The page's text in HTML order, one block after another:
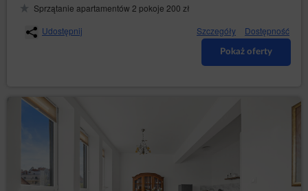
Sprzątanie apartamentów 2 pokoje 200 zł
Udostępnij
Szczegóły Dostępność
Pokaż oferty